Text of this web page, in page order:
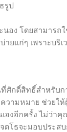
ป
นอง โดยสามาร
ยแก่ๆ เพราะบริ
ศักดิ์สิทธิ์สำหรับ
มหมาย ช่วยให้
องอีกครั้ง ไม่ว่า
ตโธจะมอบประ